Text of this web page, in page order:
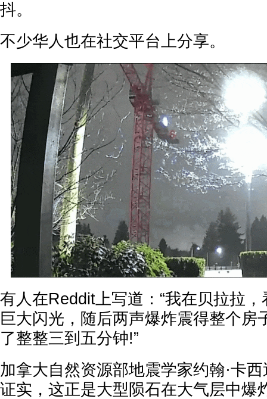
抖。
不少华人也在社交平台上分享。
有人在Reddit上写道：“我在贝拉拉
巨大闪光，随后两声爆炸震得整个房
了整整三到五分钟!”
加拿大自然资源部地震学家约翰·卡
证实，这正是大型陨石在大气层中爆